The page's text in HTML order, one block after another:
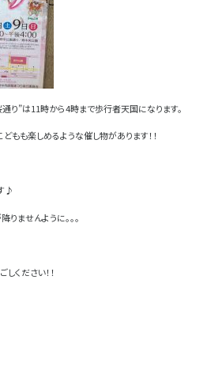
り”は11時から4時まで歩行者天国になります。
もも楽しめるような催し物があります！！
♪
ませんように。。。
ください！！